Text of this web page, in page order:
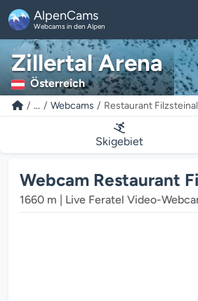
AlpenCams
Webcams in den Alpen
Zillertal Arena
Österreich
... Webcams Restaurant
Skigebiet
Webcam Restaurant
1660 m | Live Feratel Video-